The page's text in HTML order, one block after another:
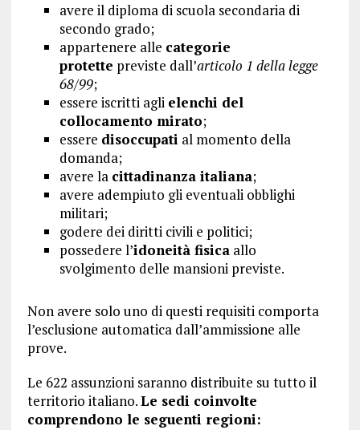
avere il diploma di scuola secondaria di
secondo grado;
appartenere alle categorie
protette previste dall’articolo 1 della legge
68/99;
essere iscritti agli elenchi del
collocamento mirato;
essere disoccupati al momento della
domanda;
avere la cittadinanza italiana;
avere adempiuto gli eventuali obblighi
militari;
godere dei diritti civili e politici;
possedere l’idoneità fisicaallo
svolgimento delle mansioni previste.
Non avere solo uno di questi requisiti comporta
l’esclusione automatica dall’ammissione alle
prove.
Le 622 assunzioni saranno distribuite su tutto il
territorio italiano.Le sedi coinvolte
comprendono le seguenti regioni: